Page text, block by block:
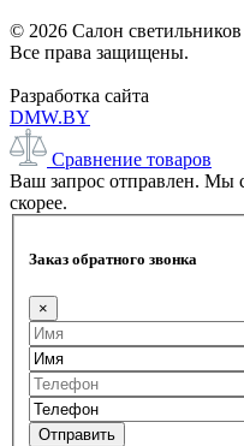
© 2026 Салон
Все права защищены.
Разработка сайта
DMW.BY
Сравнение товаров
Ваш запрос отправлен. Мы
скорее.
Заказ обратного звонка
×
Отправить